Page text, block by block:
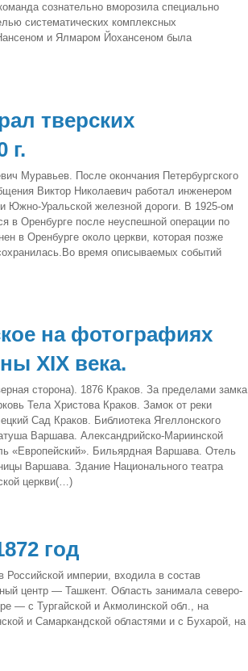
сознательно вморозила специально
систематических комплексных
и Ялмаром Йохансеном была
тверских
г.
Муравьев. После окончания Петербургского
Виктор Николаевич работал инженером
Южно-Уральской железной дороги. В 1925-ом
в Оренбурге после неуспешной операции по
в Оренбурге около церкви, которая позже
время описываемых событий
на фотографиях
XIX века.
сторона). 1876 Краков. За пределами замка
Тела Христова Краков. Замок от реки
Сад Краков. Библиотека Ягеллонского
Варшава. Александрийско-Мариинской
«Европейский». Бильярдная Варшава. Отель
Варшава. Здание Национального театра
церкви(…)
год
империи, входила в состав
центр — Ташкент. Область занимала северо-
— с Тургайской и Акмолинской обл., на
и Самаркандской областями и с Бухарой, на